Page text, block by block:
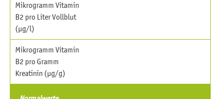
Mikrogramm Vitamin
B2 pro Liter Vollblut
(µg/l)
Mikrogramm Vitamin
B2 pro Gramm
Kreatinin (µg/g)